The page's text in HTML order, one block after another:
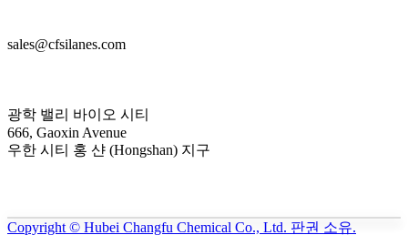
sales@cfsilanes.com
광학 밸리 바이오 시티
666, Gaoxin Avenue
우한 시티 홍 샨 (Hongshan) 지구
Copyright © Hubei Changfu Chemical Co., Ltd. 판권 소유.